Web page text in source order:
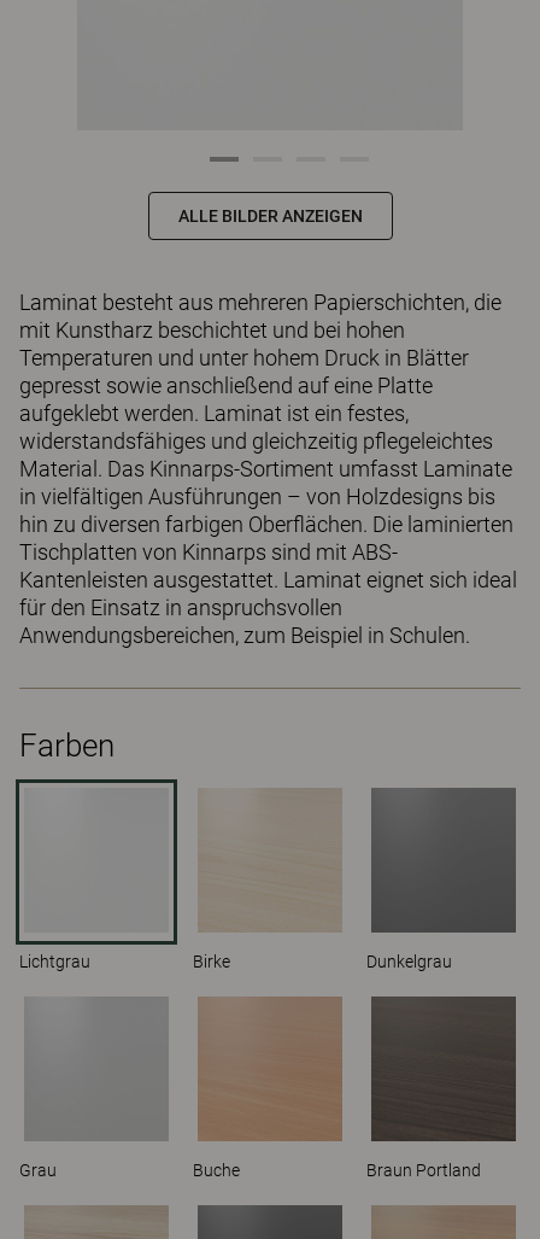
ALLE BILDER ANZEIGEN
Laminat besteht aus mehreren Papierschichten, die
mit Kunstharz beschichtet und bei hohen
Temperaturen und unter hohem Druck in Blätter
gepresst sowie anschließend auf eine Platte
aufgeklebt werden. Laminat ist ein festes,
widerstandsfähiges und gleichzeitig pflegeleichtes
Material. Das Kinnarps-Sortiment umfasst Laminate
in vielfältigen Ausführungen – von Holzdesigns bis
hin zu diversen farbigen Oberflächen. Die laminierten
Tischplatten von Kinnarps sind mit ABS-
Kantenleisten ausgestattet. Laminat eignet sich ideal
für den Einsatz in anspruchsvollen
Anwendungsbereichen, zum Beispiel in Schulen.
Farben
Lichtgrau Birke Dunkelgrau
Grau Buche Braun Portland